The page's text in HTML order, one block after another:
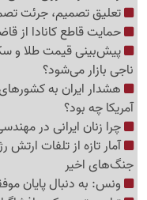
تعلیق تصمیم، جرئت
حمایت قاطع کانادا از
ناجی بازار می‌شود؟
هشدار ایران به
آمریکا چه بود؟
چرا زنان ایرانی در
جنگ‌های اخیر
ونس: به دنبال پایان